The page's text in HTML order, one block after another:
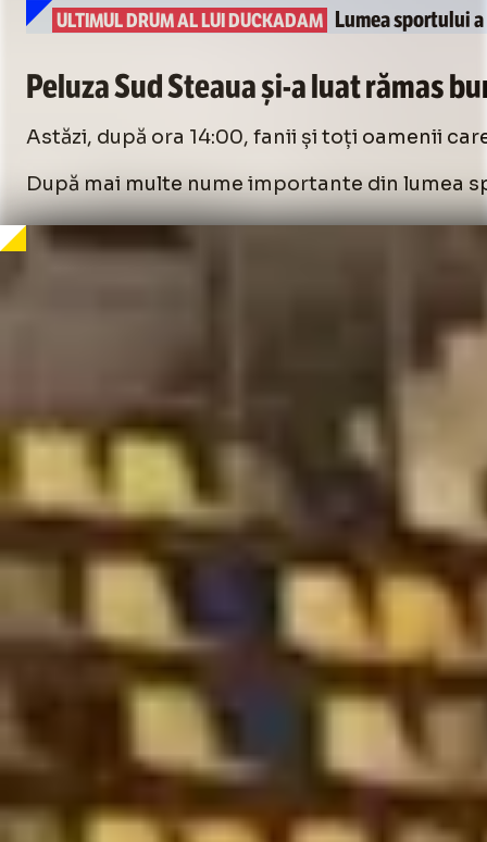
ULTIMUL DRUM AL LUI DUCKADAM Lumea sportului
Peluza Sud Steauași-aluat rămas
Astăzi, după ora 14:00, fanii și toți oamenii
După mai multe nume importante din lumea